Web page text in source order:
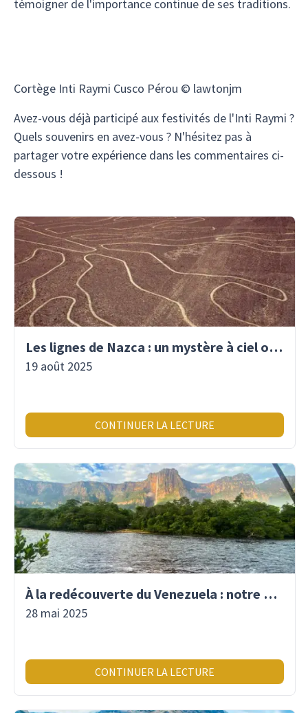
témoigner de l'importance continue de ses traditions.
Cortège Inti Raymi Cusco Pérou © lawtonjm
Avez-vous déjà participé aux festivités de l'Inti Raymi ?
Quels souvenirs en avez-vous ? N'hésitez pas à
partager votre expérience dans les commentaires ci-
dessous !
Les lignes de Nazca : un mystère à ciel ouvert
19 août 2025
CONTINUER LA LECTURE
À la redécouverte du Venezuela : notre premier voyage là-bas depuis 2017
28 mai 2025
CONTINUER LA LECTURE